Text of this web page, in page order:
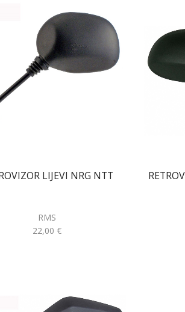
LIJEVI NRG NTT
RMS
22,00 €